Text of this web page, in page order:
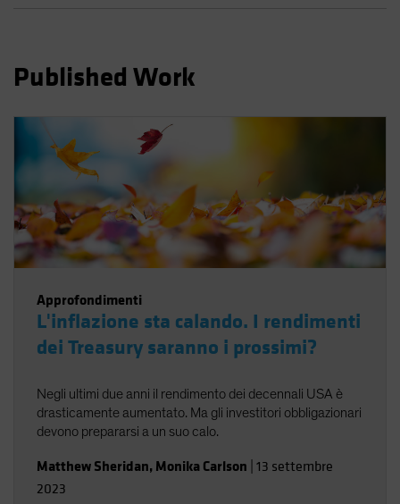
Spain
Taiwan - 台灣
United States (US Citizens)
US (Non-US Citizens/NRC)
Published Work
Approfondimenti
L'inflazione sta calando. I rendimenti
dei Treasury saranno i prossimi?
Negli ultimi due anni il rendimento dei decennali USA è
drasticamente aumentato. Ma gli investitori obbligazionari
devono prepararsi a un suo calo.
Matthew Sheridan, Monika Carlson 13 settembre
2023